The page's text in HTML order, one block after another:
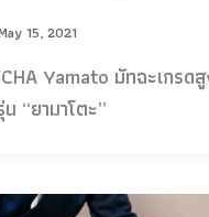
15, 2021
Yamato มัทฉะเกรด
“ยามาโตะ”